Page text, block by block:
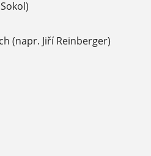
(napr. Jiří Reinberger)